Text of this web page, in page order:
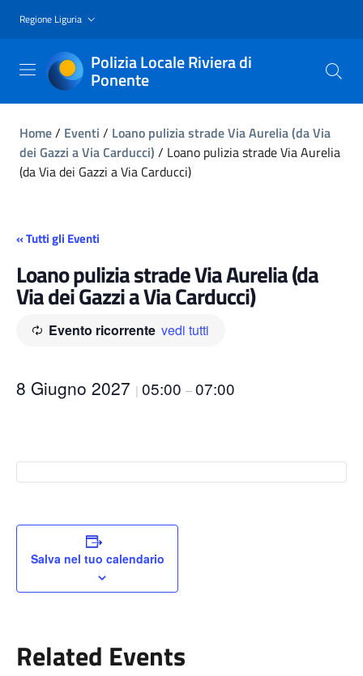
Regione Liguria
Polizia Locale Riviera di
Ponente
Home/ Eventi / Loano pulizia strade Via Aurelia (da Via
dei Gazzi a Via Carducci) / Loano pulizia strade Via Aurelia
(da Via dei Gazzi a Via Carducci)
« Tutti gli Eventi
Loano pulizia strade Via Aurelia (da
Via dei Gazzi a Via Carducci)
Evento ricorrente vedi tutti
8 Giugno 2027 | 05:00 –07:00
Salva nel tuo calendario
Related Events